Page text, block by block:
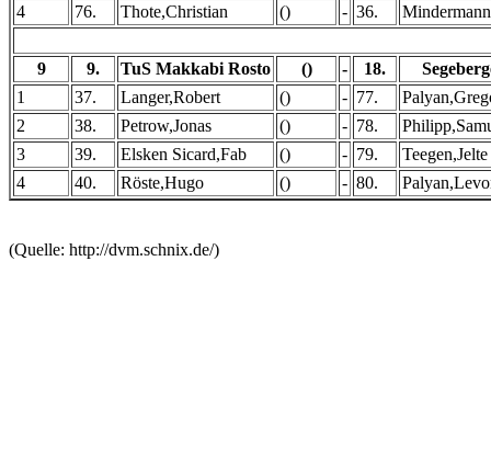
4
76. Thote,Christian () - 36.
9 9. TuS Makkabi Rosto () - 18.
1
37. Langer,Robert () - 77.
2
38. Petrow,Jonas () - 78.
3
39. Elsken Sicard,Fab () - 79.
Teegen,Jelte
4
40. Röste,Hugo () - 80.
(Quelle: http://dvm.schnix.de/)